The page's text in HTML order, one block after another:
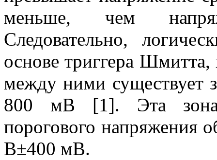
меньше, чем
Следовательно,
основе триггера
между ними существует
800 мВ [1]. Эта зона
порогового напряжения
В±400 мВ.